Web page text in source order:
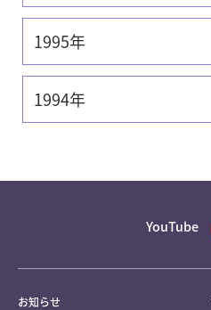
1995年
1994年
YouTube
お知らせ